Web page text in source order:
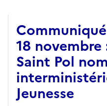
18
Saint Pol
Jeunesse